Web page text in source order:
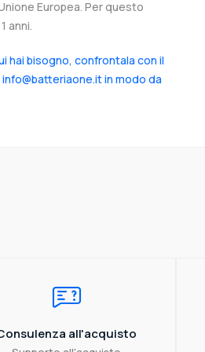
Europea. Per questo
anni.
hai bisogno, confrontala con il
in modo da
all'acquisto